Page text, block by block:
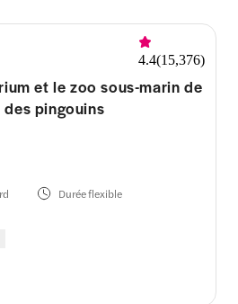
4.4(15,376)
et le zoo sous-marin de
des pingouins
Durée flexible